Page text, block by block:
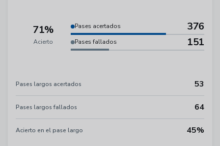
71%
Acierto
Pases acertados 376
Pases fallados 151
Pases largos acertados 53
Pases largos fallados 64
Acierto en el pase largo 45%